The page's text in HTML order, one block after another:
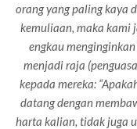
orang yang paling kaya
kemuliaan, maka kami
engkau
menjadi raja
kepada mereka:
datang dengan
harta kalian, tidak juga